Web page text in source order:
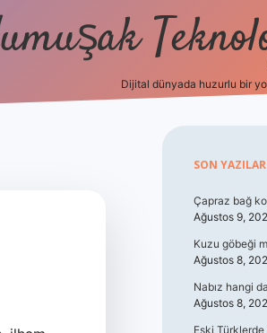
Dijital dünyada huzurlu bir
SON YAZILAR
Çapraz bağ
Ağustos 9,
Kuzu göbeği
Ağustos 8,
Nabız hangi
Ağustos 8,
Eski